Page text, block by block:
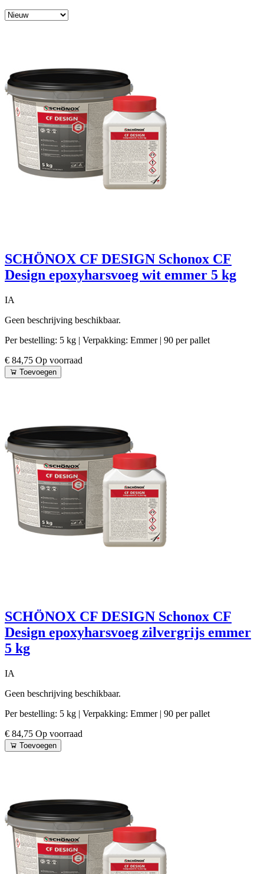
SCHÖNOX CF DESIGN Schonox CF
Design epoxyharsvoeg wit emmer 5 kg
IA
Geen beschrijving beschikbaar.
Per bestelling: 5 kg | Verpakking: Emmer | 90 per pallet
€ 84,75 Op voorraad
Toevoegen
SCHÖNOX CF DESIGN Schonox CF
Design epoxyharsvoeg zilvergrijs emmer
5 kg
IA
Geen beschrijving beschikbaar.
Per bestelling: 5 kg | Verpakking: Emmer | 90 per pallet
€ 84,75 Op voorraad
Toevoegen